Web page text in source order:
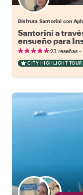
Disfruta Santorini con
Santorini a
ensueño para
23 reseñas •
CITY HIGHLIGHT TOUR